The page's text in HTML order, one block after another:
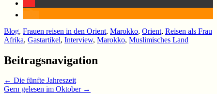
Blog, Frauen reisen in den Orient, Marokko, Orient, Reisen als Frau
Afrika, Gastartikel, Interview, Marokko, Muslimisches Land
Beitragsnavigation
← Die fünfte Jahreszeit
Gern gelesen im Oktober →